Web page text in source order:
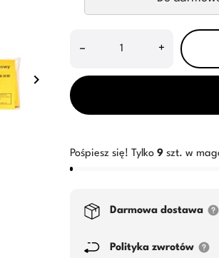
keyboard_arrow_right
– +
Pośpiesz się! Tylko 9 szt. w
Darmowa dostawa
Polityka zwrotów